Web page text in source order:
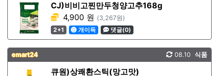
CJ)비비고찐만두청양고추168g
4,900 원 (3,267원)
2+1
개이득 댓글(0)
emart24 식품
08.10
큐원)상쾌환스틱(망고맛)